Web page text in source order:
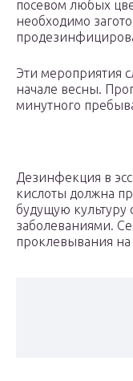
посевом любых
необходимо
Эти мероприятия
начале весны.
минутного
Дезинфекция в
кислоты должна
будущую культуру
заболеваниями.
проклевывания на